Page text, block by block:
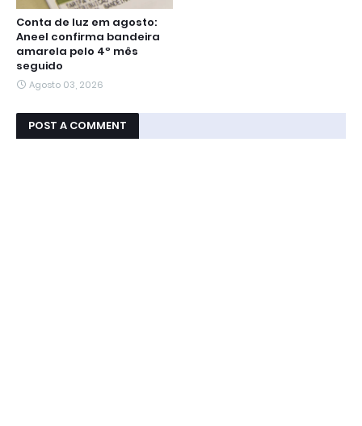
Conta de luz em agosto:
Aneel confirma bandeira
amarela pelo 4º mês
seguido
Agosto 03, 2026
POST A COMMENT